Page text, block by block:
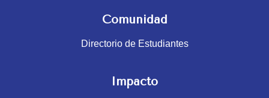
Comunidad
Directorio de Estudiantes
Impacto